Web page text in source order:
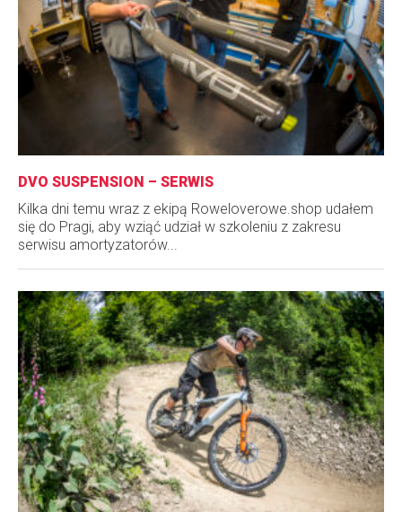
DVO SUSPENSION – SERWIS
Kilka dni temu wraz z ekipą Roweloverowe.shop udałem
się do Pragi, aby wziąć udział w szkoleniu z zakresu
serwisu amortyzatorów...